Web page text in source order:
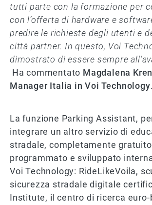
tutti parte con la formazione per
con l’offerta di hardware e
predire le richieste degli utenti e
città partner. In questo, Voi
dimostrato di essere sempre
Ha commentato Magdalena
Manager Italia in Voi Technology.
La funzione Parking Assistant,
integrare un altro servizio di
stradale, completamente
programmato e sviluppato
Voi Technology: RideLikeVoila,
sicurezza stradale digitale
Institute, il centro di ricerca euro-